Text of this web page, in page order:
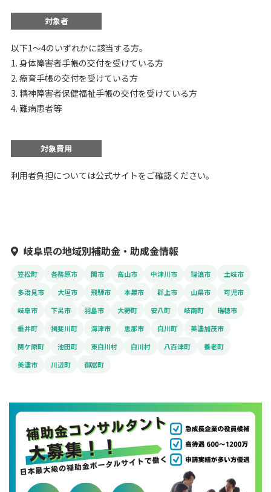
対象者
以下1〜4のいずれかに該当する方。
1. 身体障害者手帳の交付を受けている方
2. 療育手帳の交付を受けている方
3. 精神障害者保健福祉手帳の交付を受けている方
4. 難病患者等
対象費用
利用者負担については公式サイトをご確認ください。
岐阜県の地域別補助金・助成金情報
笠松町 各務原市 関市 高山市 中津川市 瑞浪市
土岐市
多治見市
大垣市 飛騨市 本巣市 郡上市 山県市
可児市
岐阜市
下呂市 羽島市 大野町 安八町 岐南町
瑞穂市
垂井町
揖斐川町 海津市 恵那市 白川町
美濃加茂市
関ケ原町
池田町 東白川村 白川村 八百津町
養老町
美濃市
川辺町 御嵩町